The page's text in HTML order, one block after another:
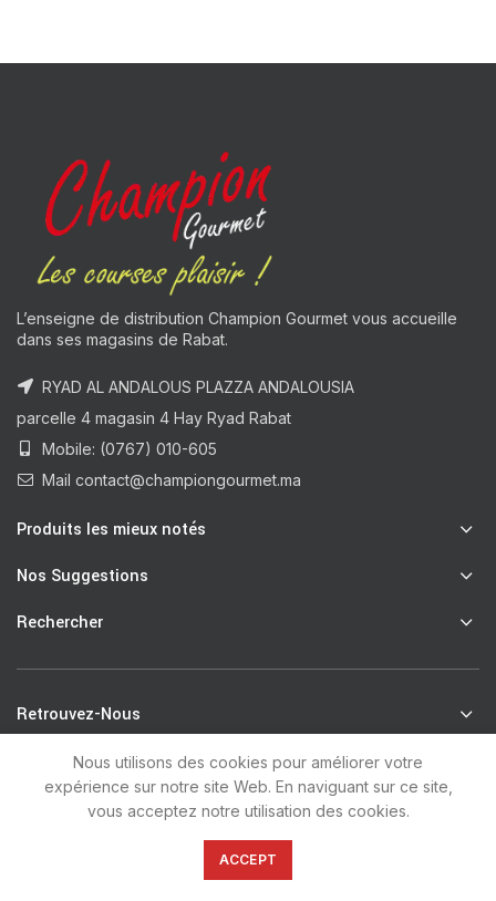
L’enseigne de distribution Champion Gourmet vous accueille
dans ses magasins de Rabat.
RYAD AL ANDALOUS PLAZZA ANDALOUSIA
parcelle 4 magasin 4 Hay Ryad Rabat
Mobile: (0767) 010-605
Mail contact@championgourmet.ma
Produits les mieux notés
Nos Suggestions
Rechercher
Retrouvez-Nous
Champion Gourmet 2021 by R unsoft .
Nous utilisons des cookies pour améliorer votre
expérience sur notre site Web. En naviguant sur ce site,
vous acceptez notre utilisation des cookies.
ACCEPT